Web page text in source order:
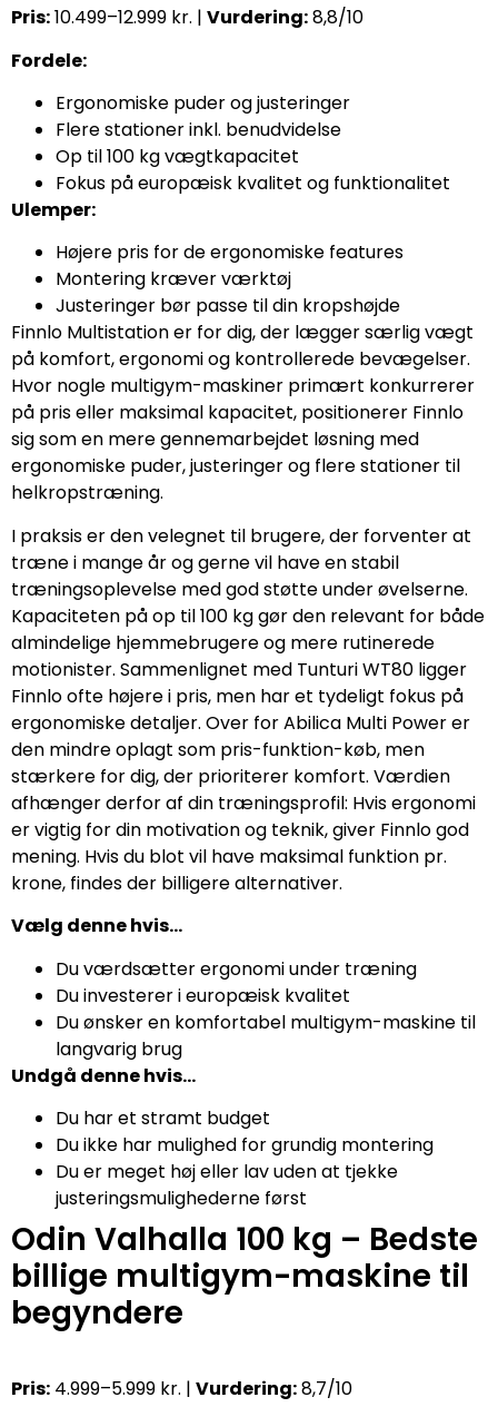
Pris:10.499–12.999 kr. | Vurdering:8,8/10
Fordele:
Ergonomiske puder og justeringer
Flere stationer inkl. benudvidelse
Op til 100 kg vægtkapacitet
Fokus på europæisk kvalitet og funktionalitet
Ulemper:
Højere pris for de ergonomiske features
Montering kræver værktøj
Justeringer bør passe til din kropshøjde
Finnlo Multistation er for dig, der lægger særlig vægt
på komfort, ergonomi og kontrollerede bevægelser.
Hvor nogle multigym-maskiner primært konkurrerer
på pris eller maksimal kapacitet, positionerer Finnlo
sig som en mere gennemarbejdet løsning med
ergonomiske puder, justeringer og flere stationer til
helkropstræning.
I praksis er den velegnet til brugere, der forventer at
træne i mange år og gerne vil have en stabil
træningsoplevelse med god støtte under øvelserne.
Kapaciteten på op til 100 kg gør den relevant for både
almindelige hjemmebrugere og mere rutinerede
motionister. Sammenlignet med Tunturi WT80 ligger
Finnlo ofte højere i pris, men har et tydeligt fokus på
ergonomiske detaljer. Over for Abilica Multi Power er
den mindre oplagt som pris-funktion-køb, men
stærkere for dig, der prioriterer komfort. Værdien
afhænger derfor af din træningsprofil: Hvis ergonomi
er vigtig for din motivation og teknik, giver Finnlo god
mening. Hvis du blot vil have maksimal funktion pr.
krone, findes der billigere alternativer.
Vælg denne hvis…
Du værdsætter ergonomi under træning
Du investerer i europæisk kvalitet
Du ønsker en komfortabel multigym-maskine til
langvarig brug
Undgå denne hvis…
Du har et stramt budget
Du ikke har mulighed for grundig montering
Du er meget høj eller lav uden at tjekke
justeringsmulighederne først
Odin Valhalla 100 kg – Bedste
billige multigym-maskine til
begyndere
Pris: 4.999–5.999 kr. | Vurdering:8,7/10